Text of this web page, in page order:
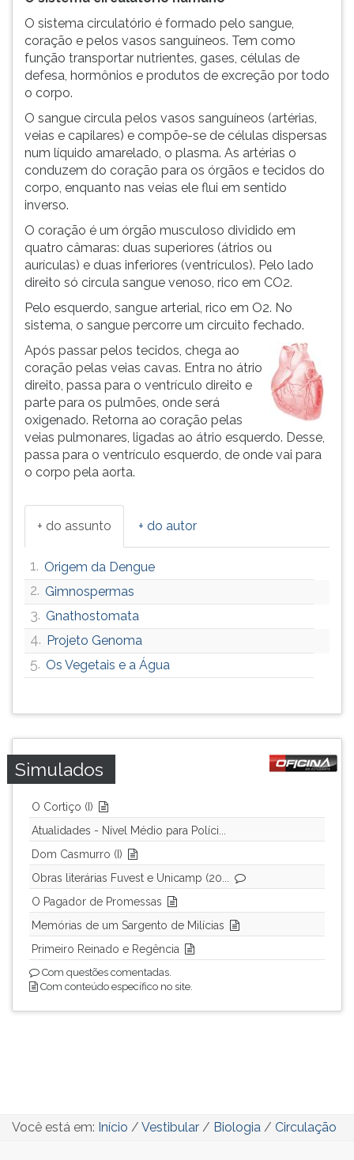
depois
Pressione
para
ouvir
essa
instrução
novamente.
O sistema circulatório é formado pelo sangue,
coração e pelos vasos sanguíneos. Tem como
função transportar nutrientes, gases, células de
defesa, hormônios e produtos de excreção por todo
o corpo.
O sangue circula pelos vasos sanguíneos (artérias,
veias e capilares) e compõe-se de células dispersas
num líquido amarelado, o plasma. As artérias o
conduzem do coração para os órgãos e tecidos do
corpo, enquanto nas veias ele flui em sentido
inverso.
O coração é um órgão musculoso dividido em
quatro câmaras: duas superiores (átrios ou
aurículas) e duas inferiores (ventrículos). Pelo lado
direito só circula sangue venoso, rico em CO2.
Pelo esquerdo, sangue arterial, rico em O2. No
sistema, o sangue percorre um circuito fechado.
Após passar pelos tecidos, chega ao
coração pelas veias cavas. Entra no átrio
direito, passa para o ventrículo direito e
parte para os pulmões, onde será
oxigenado. Retorna ao coração pelas
veias pulmonares, ligadas ao átrio esquerdo. Desse,
passa para o ventrículo esquerdo, de onde vai para
o corpo pela aorta.
+ do assunto + do autor
1. Origem da Dengue
2. Gimnospermas
3. Gnathostomata
4. Projeto Genoma
5. Os Vegetais e a Água
Simulados
O Cortiço (I)
Atualidades - Nível Médio para Políci...
Dom Casmurro (I)
Obras literárias Fuvest e Unicamp (20...
O Pagador de Promessas
Memórias de um Sargento de Milícias
Primeiro Reinado e Regência
Com questões comentadas.
Com conteúdo específico no site.
Você está em: Início / Vestibular / Biologia / Circulação